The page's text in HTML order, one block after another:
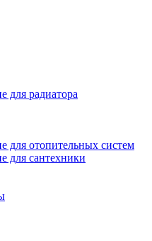
для радиатора
для отопительных систем
для сантехники